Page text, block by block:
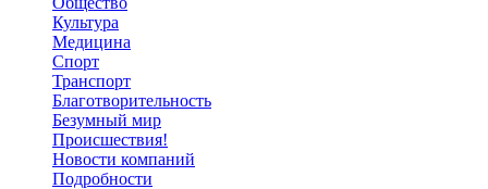
Культура
Медицина
Спорт
Транспорт
Благотворительность
Безумный мир
Происшествия!
Новости компаний
Подробности